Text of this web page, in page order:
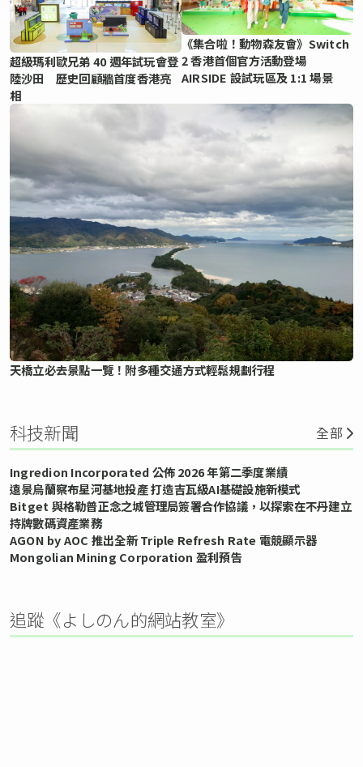
超級瑪利歐兄弟 40 週年試玩會登
陸沙田 歷史回顧牆首度香港亮
相
《集合啦！動物森友會》Switch
2 香港首個官方活動登場
AIRSIDE 設試玩區及 1:1 場景
天橋立必去景點一覽！附多種交通方式輕鬆規劃行程
科技新聞 全部
Ingredion Incorporated 公佈 2026 年第二季度業績
遠景烏蘭察布星河基地投產 打造吉瓦級AI基礎設施新模式
Bitget 與格勒普正念之城管理局簽署合作協議，以探索在不丹建立
持牌數碼資產業務
AGON by AOC 推出全新 Triple Refresh Rate 電競顯示器
Mongolian Mining Corporation 盈利預告
追蹤《よしのん的網站教室》